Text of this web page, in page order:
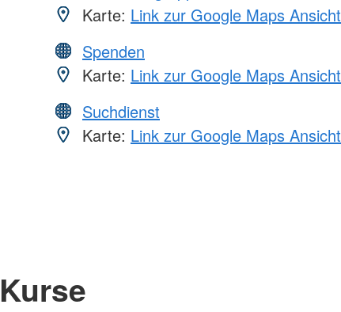
Karte: Link zur Google Maps Ansicht
Spenden
Karte: Link zur Google Maps Ansicht
Suchdienst
Karte: Link zur Google Maps Ansicht
Kurse